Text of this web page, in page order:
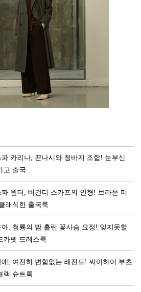
카리나, 끈나시와 청바지 조합! 눈부신
고 출국
윈터, 버건디 스카프의 인형! 브라운 미
래식한 출국룩
, 청룡의 밤 홀린 꽃사슴 요정! 잊지못할
카펫 드레스룩
, 여전히 변함없는 레전드! 싸이하이 부츠
랙 슈트룩